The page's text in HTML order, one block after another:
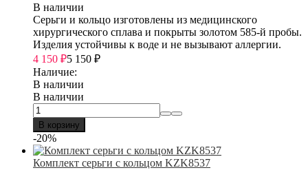
В наличии
Серьги и кольцо изготовлены из медицинского
хирургического сплава и покрыты золотом 585-й пробы.
Изделия устойчивы к воде и не вызывают аллергии.
4 150 ₽5 150 ₽
Наличие:
В наличии
В наличии
В корзину
-20%
Комплект серьги с кольцом KZK8537